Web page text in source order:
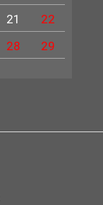
21
22
28
29